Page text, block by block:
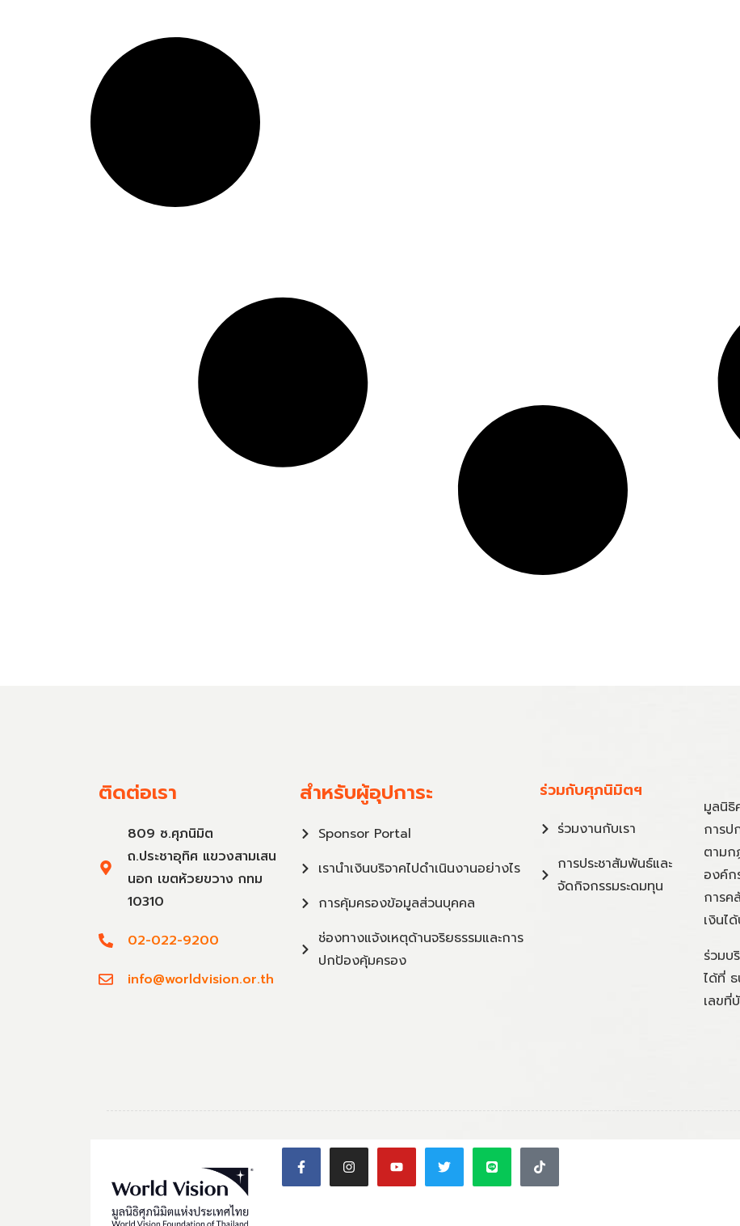
ติดต่อเรา
809 ซ.ศุภนิมิต
ถ.ประชาอุทิศ แขวงสามเสน
นอก เขตห้วยขวาง กทม
10310
02-022-9200
info@worldvision.or.th
สำหรับผู้อุปการะ
Sponsor Portal
เรานำเงินบริจาคไปดำเนินงานอย่างไร
การคุ้มครองข้อมูลส่วนบุคคล
ช่องทางแจ้งเหตุด้านจริยธรรมและการ
ปกป้องคุ้มครอง
ร่วมกับศุภนิมิตฯ
ร่วมงานกับเรา
การประชาสัมพันธ์และ
จัดกิจกรรมระดมทุน
มูลนิธิ
การป
ตามก
องค์ก
การค
เงินไ
ร่วมบ
ได้ที่
เลข